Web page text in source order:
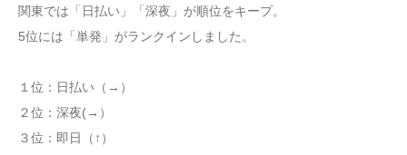
関東では「日払い」「深夜」が順位をキープ。
5位には「単発」がランクインしました。
１位：日払い（→）
２位：深夜(→）
３位：即日（↑）